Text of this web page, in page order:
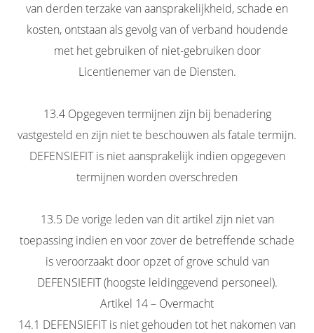
van derden terzake van aansprakelijkheid, schade en
kosten, ontstaan als gevolg van of verband houdende
met het gebruiken of niet-gebruiken door
Licentienemer van de Diensten.
13.4 Opgegeven termijnen zijn bij benadering
vastgesteld en zijn niet te beschouwen als fatale termijn.
DEFENSIEFIT is niet aansprakelijk indien opgegeven
termijnen worden overschreden
13.5 De vorige leden van dit artikel zijn niet van
toepassing indien en voor zover de betreffende schade
is veroorzaakt door opzet of grove schuld van
DEFENSIEFIT (hoogste leidinggevend personeel).
Artikel 14 – Overmacht
14.1 DEFENSIEFIT is niet gehouden tot het nakomen van